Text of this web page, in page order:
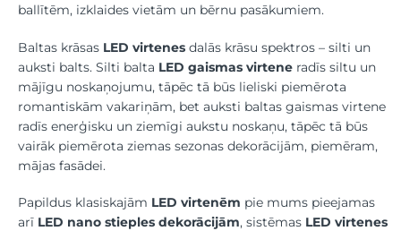
ballītēm, izklaides vietām un bērnu pasākumiem.
Baltas krāsas LED virtenesdalās krāsu spektros – silti un
auksti balts. Silti balta LED gaismas virteneradīs siltu un
mājīgu noskaņojumu, tāpēc tā būs lieliski piemērota
romantiskām vakariņām, bet auksti baltas gaismas virtene
radīs enerģisku un ziemīgi aukstu noskaņu, tāpēc tā būs
vairāk piemērota ziemas sezonas dekorācijām, piemēram,
mājas fasādei.
Papildus klasiskajām LED virtenēm pie mums pieejamas
arī LED nano stieples dekorācijām, sistēmas LED virtenes